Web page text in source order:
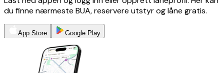
du finne nærmeste BUA, reservere utstyr og låne gratis.
App Store Google Play